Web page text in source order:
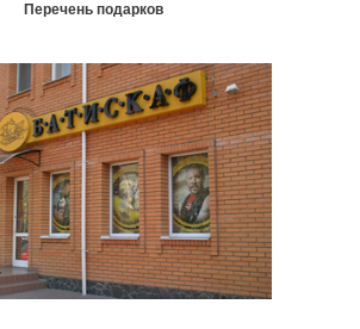
Перечень подарков